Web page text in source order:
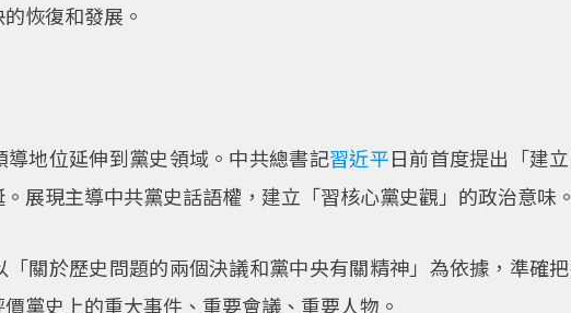
恢復和發展。
地位延伸到黨史領域。中共總書記習近平日前首度提出「建
展現主導中共黨史話語權，建立「習核心黨史觀」的政治意味。
關於歷史問題的兩個決議和黨中央有關精神」為依據，準確
黨史上的重大事件、重要會議、重要人物。